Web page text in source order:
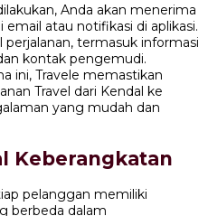
Anda akan menerima
atau notifikasi di aplikasi.
perjalanan, termasuk informasi
kontak pengemudi.
ini, Travele memastikan
Travel dari Kendal ke
yang mudah dan
Keberangkatan
pelanggan memiliki
berbeda dalam